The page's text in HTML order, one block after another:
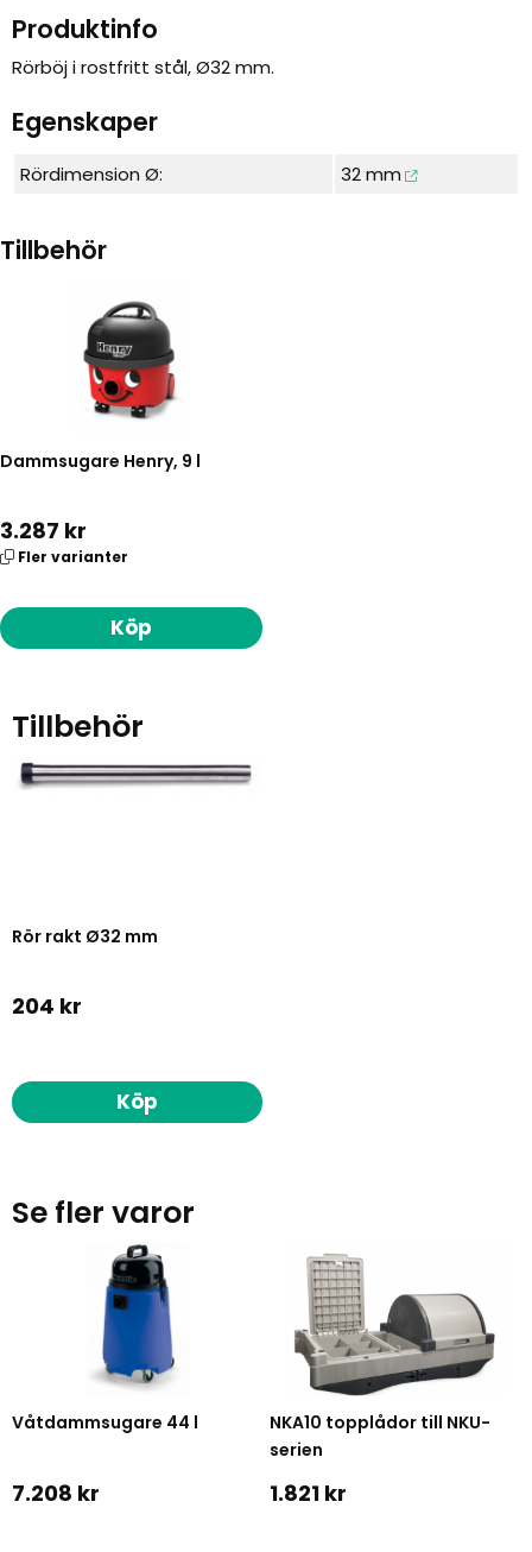
Produktinfo
Rörböj i rostfritt stål, Ø32 mm.
Egenskaper
Rördimension Ø: 32 mm
Tillbehör
Dammsugare Henry, 9 l
3.287 kr
Fler varianter
Köp
Tillbehör
Rör rakt Ø32 mm
204 kr
Köp
Se fler varor
Våtdammsugare 44 l
7.208 kr
NKA10 topplådor till NKU-
serien
1.821 kr